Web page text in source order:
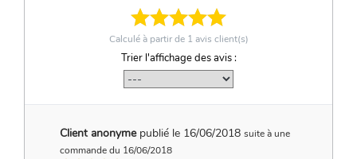
Calculé à partir de 1 avis client(s)
Trier l'affichage des avis :
Client anonyme publié le 16/06/2018 suite à une
commande du 16/06/2018